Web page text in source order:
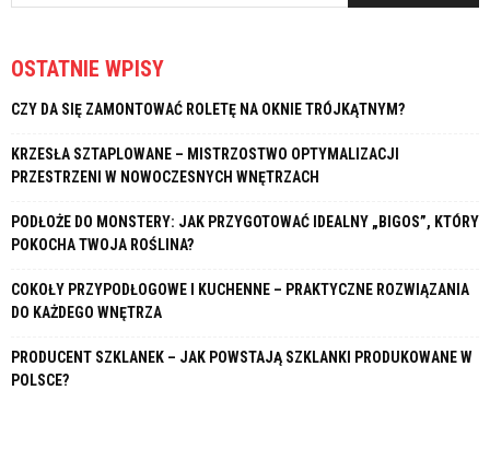
OSTATNIE WPISY
CZY DA SIĘ ZAMONTOWAĆ ROLETĘ NA OKNIE TRÓJKĄTNYM?
KRZESŁA SZTAPLOWANE – MISTRZOSTWO OPTYMALIZACJI
PRZESTRZENI W NOWOCZESNYCH WNĘTRZACH
PODŁOŻE DO MONSTERY: JAK PRZYGOTOWAĆ IDEALNY „BIGOS”, KTÓRY
POKOCHA TWOJA ROŚLINA?
COKOŁY PRZYPODŁOGOWE I KUCHENNE – PRAKTYCZNE ROZWIĄZANIA
DO KAŻDEGO WNĘTRZA
PRODUCENT SZKLANEK – JAK POWSTAJĄ SZKLANKI PRODUKOWANE W
POLSCE?